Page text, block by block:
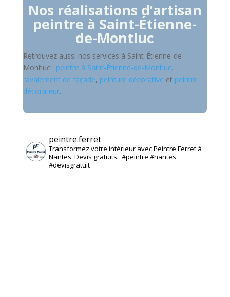
Nos réalisations d’artisan
peintre à Saint-Étienne-
de-Montluc
Retrouvez aussi nos services à Saint-Étienne-de-
Montluc : peintre à Saint-Étienne-de-Montluc,
ravalement de façade, peinture décorative et peintre
décorateur.
peintre.ferret
Transformez votre intérieur avec Peintre Ferret à
Nantes. Devis gratuits. ️ #peintre #nantes
#devisgratuit